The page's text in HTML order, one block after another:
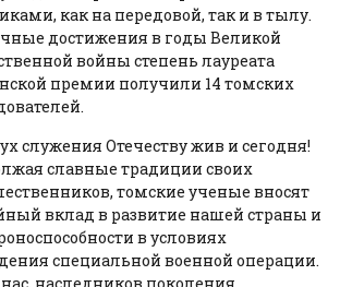
как на передовой, так и в тылу.
достижения в годы Великой
войны степень лауреата
премии получили 14 томских
служения Отечеству жив и сегодня!
славные традиции своих
томские ученые вносят
вклад в развитие нашей страны и
в условиях
специальной военной операции.